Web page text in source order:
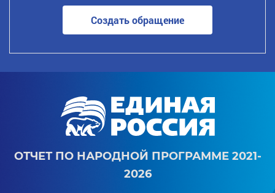
Создать обращение
ОТЧЕТ ПО НАРОДНОЙ ПРОГРАММЕ 2021-
2026